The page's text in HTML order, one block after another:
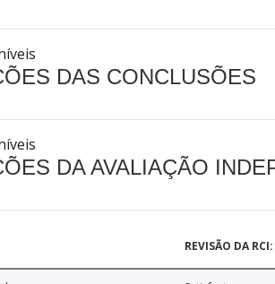
DAS CONCLUSÕES
DA AVALIAÇÃO
REVISÃO DA